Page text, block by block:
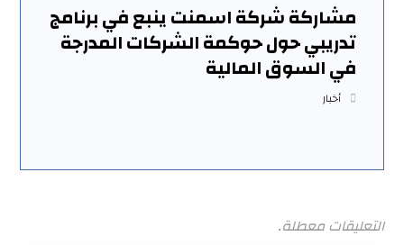
مشاركة شركة اسمنت ينبع في برنامج
تدريبي حول حوكمة الشركات المدرجة
في السوق المالية
أخبار
التعليقات معطلة.